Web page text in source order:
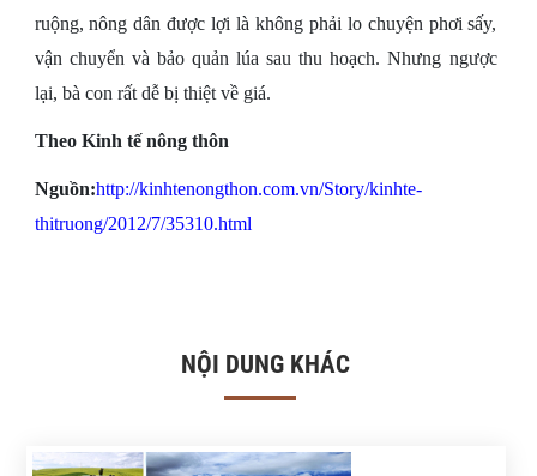
ruộng, nông dân được lợi là không phải lo chuyện phơi sấy,
vận chuyển và bảo quản lúa sau thu hoạch. Nhưng ngược
lại, bà con rất dễ bị thiệt về giá.
Theo Kinh tế nông thôn
Nguồn:http://kinhtenongthon.com.vn/Story/kinhte-
thitruong/2012/7/35310.html
NỘI DUNG KHÁC